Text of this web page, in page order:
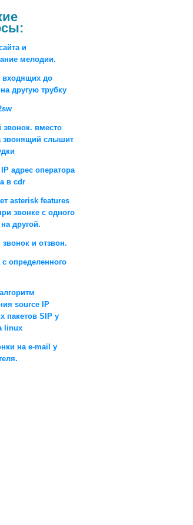
и
мелодии.
до
другую трубку
вместо
звонящий слышит
адрес оператора
в cdr
asterisk features
звонке с одного
другой.
и отзвон.
с определенного
source IP
пакетов SIP у
linux
на e-mail у